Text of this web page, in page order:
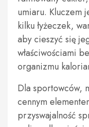
umiaru. Kluczem
kilku łyżeczek,
aby cieszyć się
właściwościami
organizmu
Dla sportowców,
cennym
przyswajalność